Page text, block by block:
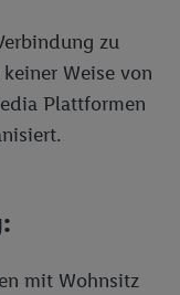
zu
Weise von
Plattformen
mit Wohnsitz